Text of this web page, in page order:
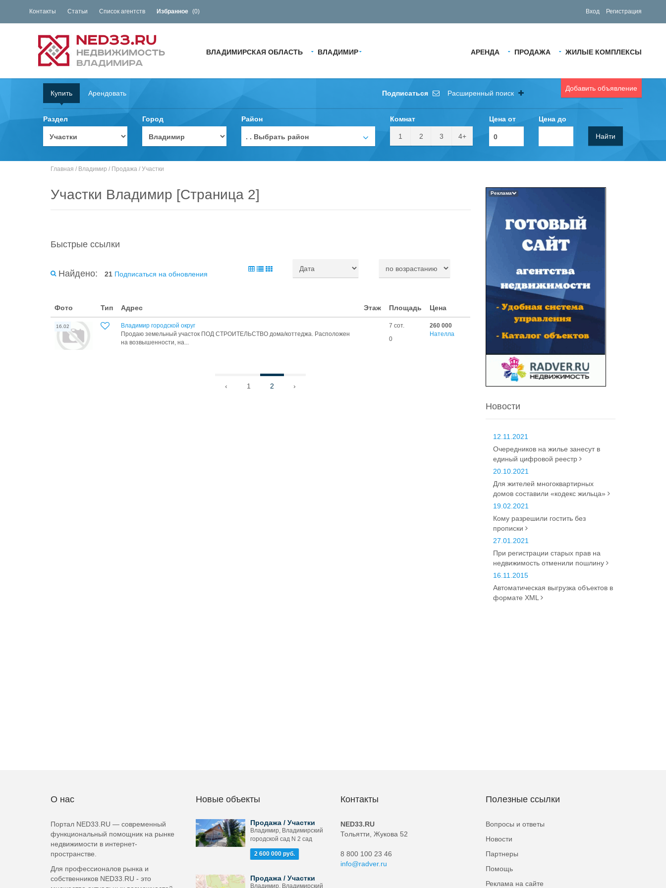
Контакты Статьи Список агентств Избранное (0) Вход Регистрация
АРЕНДА ПРОДАЖА ЖИЛЫЕ КОМПЛЕКСЫ
ВЛАДИМИРСКАЯ ОБЛАСТЬ ВЛАДИМИР
Добавить объявление
Купить Арендовать Подписаться Расширенный поиск
Раздел Город Район
. . Выбрать район
Комнат
1 2 3 4+
Цена от Цена до
Найти
Главная / Владимир / Продажа / Участки
Участки Владимир [Страница 2]
Быстрые ссылки
Найдено: 21 Подписаться на обновления
Фото Тип Адрес Этаж Площадь Цена
16.02
Владимир городской округ
Пpoдaю земельный учaсток ПОД СТРOИТEЛЬСTВО домa/кoттеджа. Pacпoлoжен
на возвышенноcти, нa...
7 сот.
0
260 000
Нателла
‹ 1 2 ›
Реклама
Новости
12.11.2021
Очередников на жилье занесут в
единый цифровой реестр
20.10.2021
Для жителей многоквартирных
домов составили «кодекс жильца»
19.02.2021
Кому разрешили гостить без
прописки
27.01.2021
При регистрации старых прав на
недвижимость отменили пошлину
16.11.2015
Автоматическая выгрузка объектов в
формате XML
О нас
Портал NED33.RU — современный
функциональный помощник на рынке
недвижимости в интернет-
пространстве.
Для профессионалов рынка и
собственников NED33.RU - это
Новые объекты
Продажа / Участки
Владимир, Владимирский
городской сад N 2 сад
2 600 000 руб.
Продажа / Участки
Владимир, Владимирский
Контакты
NED33.RU
Тольятти, Жукова 52
8 800 100 23 46
info@radver.ru
Полезные ссылки
Вопросы и ответы
Новости
Партнеры
Помощь
Реклама на сайте